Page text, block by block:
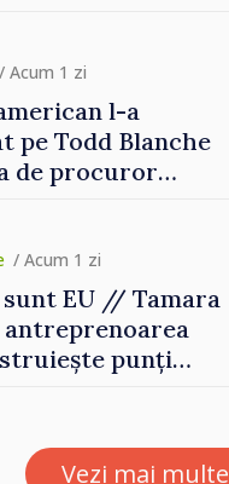
/ Acum 1 zi
l-a
pe Todd Blanche
de procuror
/ Acum 1 zi
EU // Tamara
antreprenoarea
punți
Vezi mai multe